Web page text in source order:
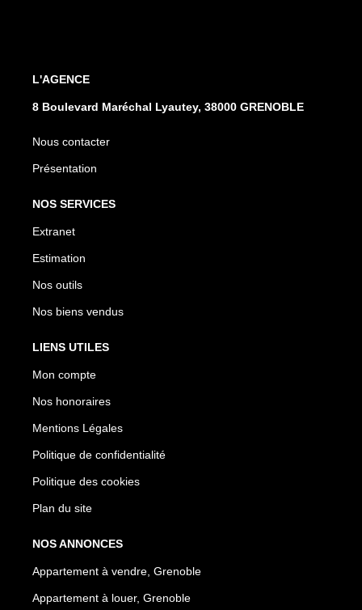
L'AGENCE
8 Boulevard Maréchal Lyautey, 38000 GRENOBLE
Nous contacter
Présentation
NOS SERVICES
Extranet
Estimation
Nos outils
Nos biens vendus
LIENS UTILES
Mon compte
Nos honoraires
Mentions Légales
Politique de confidentialité
Politique des cookies
Plan du site
NOS ANNONCES
Appartement à vendre, Grenoble
Appartement à louer, Grenoble